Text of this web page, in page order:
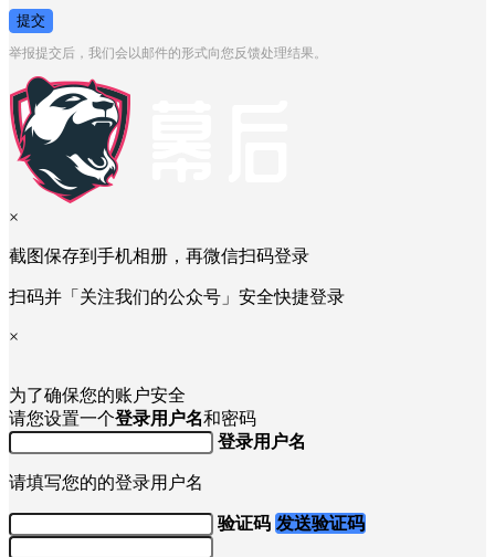
提交
举报提交后，我们会以邮件的形式向您反馈处理结果。
×
截图保存到手机相册，再微信扫码登录
扫码并「关注我们的公众号」安全快捷登录
×
为了确保您的账户安全
请您设置一个登录用户名和密码
登录用户名
请填写您的的登录用户名
验证码 发送验证码